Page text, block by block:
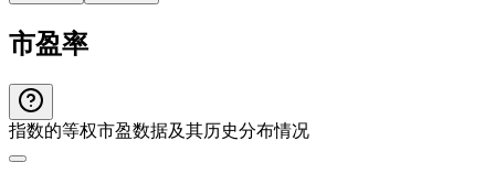
市盈率
指数的等权市盈数据及其历史分布情况